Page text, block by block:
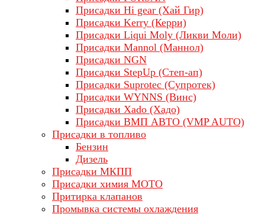
Присадки Hi gear (Хай Гир)
Присадки Kerry (Керри)
Присадки Liqui Moly (Ликви Моли)
Присадки Mannol (Маннол)
Присадки NGN
Присадки StepUp (Степ-ап)
Присадки Suprotec (Супротек)
Присадки WYNNS (Винс)
Присадки Xado (Хадо)
Присадки ВМП АВТО (VMP AUTO)
Присадки в топливо
Бензин
Дизель
Присадки МКПП
Присадки химия МОТО
Притирка клапанов
Промывка системы охлаждения